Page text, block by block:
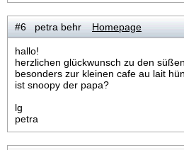
#6 petra behr Homepage
hallo!
herzlichen glückwunsch zu den
besonders zur kleinen cafe au lait
ist snoopy der papa?
lg
petra